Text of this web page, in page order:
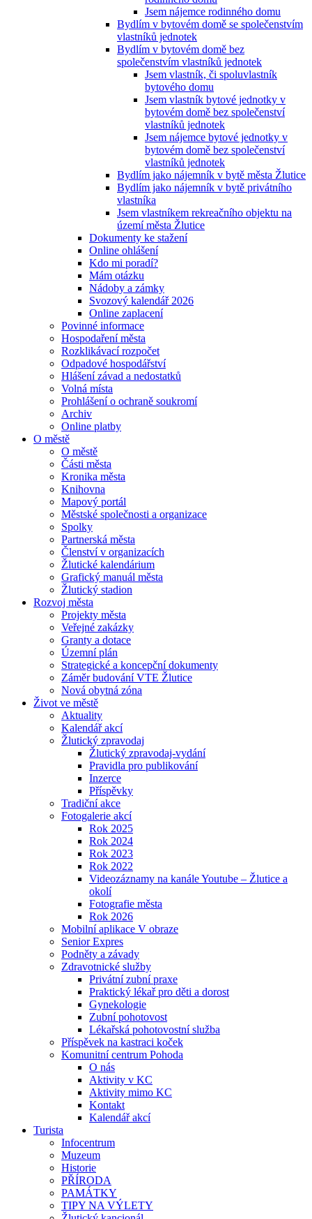
Jsem nájemce rodinného domu
Bydlím v bytovém domě se společenstvím
vlastníků jednotek
Bydlím v bytovém domě bez
společenstvím vlastníků jednotek
Jsem vlastník, či spoluvlastník
bytového domu
Jsem vlastník bytové jednotky v
bytovém domě bez společenství
vlastníků jednotek
Jsem nájemce bytové jednotky v
bytovém domě bez společenství
vlastníků jednotek
Bydlím jako nájemník v bytě města Žlutice
Bydlím jako nájemník v bytě privátního
vlastníka
Jsem vlastníkem rekreačního objektu na
území města Žlutice
Dokumenty ke stažení
Online ohlášení
Kdo mi poradí?
Mám otázku
Nádoby a zámky
Svozový kalendář 2026
Online zaplacení
Povinné informace
Hospodaření města
Rozklikávací rozpočet
Odpadové hospodářství
Hlášení závad a nedostatků
Volná místa
Prohlášení o ochraně soukromí
Archiv
Online platby
O městě
O městě
Části města
Kronika města
Knihovna
Mapový portál
Městské společnosti a organizace
Spolky
Partnerská města
Členství v organizacích
Žlutické kalendárium
Grafický manuál města
Žlutický stadion
Rozvoj města
Projekty města
Veřejné zakázky
Granty a dotace
Územní plán
Strategické a koncepční dokumenty
Záměr budování VTE Žlutice
Nová obytná zóna
Život ve městě
Aktuality
Kalendář akcí
Žlutický zpravodaj
Žlutický zpravodaj-vydání
Pravidla pro publikování
Inzerce
Příspěvky
Tradiční akce
Fotogalerie akcí
Rok 2025
Rok 2024
Rok 2023
Rok 2022
Videozáznamy na kanále Youtube – Žlutice a
okolí
Fotografie města
Rok 2026
Mobilní aplikace V obraze
Senior Expres
Podněty a závady
Zdravotnické služby
Privátní zubní praxe
Praktický lékař pro děti a dorost
Gynekologie
Zubní pohotovost
Lékařská pohotovostní služba
Příspěvek na kastraci koček
Komunitní centrum Pohoda
O nás
Aktivity v KC
Aktivity mimo KC
Kontakt
Kalendář akcí
Turista
Infocentrum
Muzeum
Historie
PŘÍRODA
PAMÁTKY
TIPY NA VÝLETY